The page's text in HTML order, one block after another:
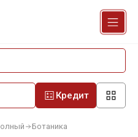
Кредит
Ботаника